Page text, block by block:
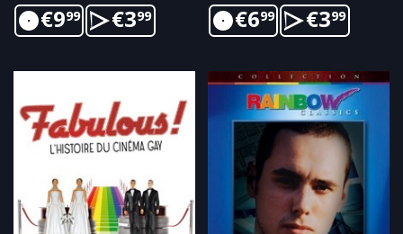
€999 €399 €699 €399